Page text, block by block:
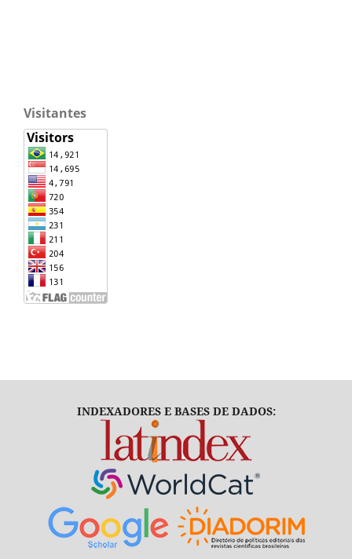
Visitantes
INDEXADORES E BASES DE DADOS: